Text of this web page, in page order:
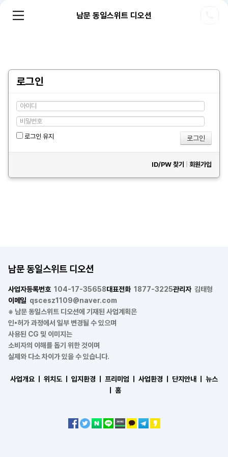
남문 동일스위트 디오션
로그인
로그인 유지
ID/PW 찾기 회원가입
남문 동일스위트 디오션
사업자등록번호 104-17-35658대표전화 1877-3225관리자 김태형
이메일 qscesz1109@naver.com
※ 남문 동일스위트 디오션에 기재된 사업계획은
인•허가 과정에서 일부 변경될 수 있으며
사용된 CG 및 이미지는
소비자의 이해를 돕기 위한 것이며
실제와 다소 차이가 있을 수 있습니다.
사업개요 ㅣ 위치도 ㅣ 입지환경 ㅣ 프리미엄 ㅣ 사업환경 ㅣ 단지안내 ㅣ
뉴스
홈